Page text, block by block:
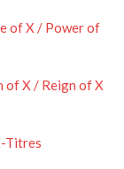
of X / Power of
of X / Reign of X
Titres